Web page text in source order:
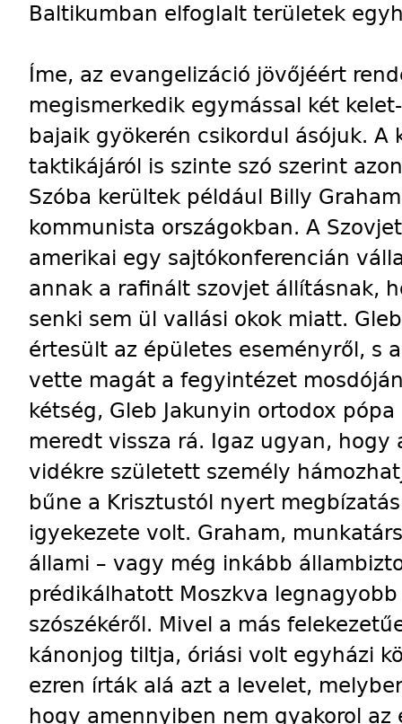
Baltikumban elfoglalt területek
Íme, az evangelizáció jövőjéért
megismerkedik egymással két
bajaik gyökerén csikordul ásójuk.
taktikájáról is szinte szó szerint
Szóba kerültek például Billy
kommunista országokban. A
amerikai egy sajtókonferencián
annak a rafinált szovjet állításnak,
senki sem ül vallási okok miatt.
értesült az épületes eseményről, s
vette magát a fegyintézet
kétség, Gleb Jakunyin ortodox
meredt vissza rá. Igaz ugyan, hogy
vidékre született személy
bűne a Krisztustól nyert
igyekezete volt. Graham,
állami – vagy még inkább
prédikálhatott Moszkva
szószékéről. Mivel a más
kánonjog tiltja, óriási volt egyházi
ezren írták alá azt a levelet,
hogy amennyiben nem gyakorol